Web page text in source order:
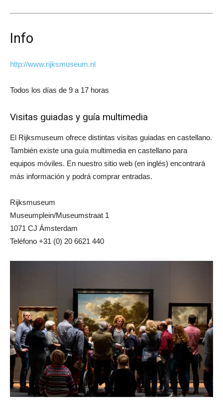
Info
http://www.rijksmuseum.nl
Todos los días de 9 a 17 horas
Visitas guiadas y guía multimedia
El Rijksmuseum ofrece distintas visitas guiadas en castellano.
También existe una guía multimedia en castellano para
equipos móviles. En nuestro sitio web (en inglés) encontrará
más información y podrá comprar entradas.
Rijksmuseum
Museumplein/Museumstraat 1
1071 CJ Ámsterdam
Teléfono +31 (0) 20 6621 440